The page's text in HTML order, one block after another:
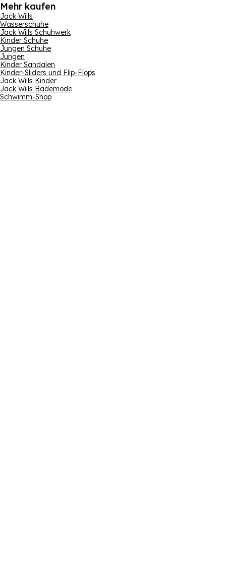
Mehr kaufen
Jack Wills
Wasserschuhe
Jack Wills Schuhwerk
Kinder Schuhe
Jungen Schuhe
Jungen
Kinder Sandalen
Kinder-Sliders und Flip-Flops
Jack Wills Kinder
Jack Wills Bademode
Schwimm-Shop